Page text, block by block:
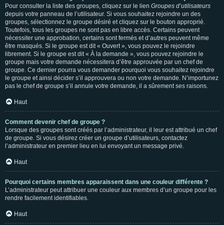
Pour consulter la liste des groupes, cliquez sur le lien Groupes d’utilisateurs
depuis votre panneau de l’utilisateur. Si vous souhaitez rejoindre un des
groupes, sélectionnez le groupe désiré et cliquez sur le bouton approprié.
Toutefois, tous les groupes ne sont pas en libre accès. Certains peuvent
nécessiter une approbation, certains sont fermés et d’autres peuvent même
être masqués. Si le groupe est dit « Ouvert », vous pouvez le rejoindre
librement. Si le groupe est dit « À la demande », vous pouvez rejoindre le
groupe mais votre demande nécessitera d’être approuvée par un chef de
groupe. Ce dernier pourra vous demander pourquoi vous souhaitez rejoindre
le groupe et ainsi décider s’il approuvera ou non votre demande. N’importunez
pas le chef de groupe s’il annule votre demande, il a sûrement ses raisons.
Haut
Comment devenir chef de groupe ?
Lorsque des groupes sont créés par l’administrateur, il leur est attribué un chef
de groupe. Si vous désirez créer un groupe d’utilisateurs, contactez
l’administrateur en premier lieu en lui envoyant un message privé.
Haut
Pourquoi certains membres apparaissent dans une couleur différente ?
L’administrateur peut attribuer une couleur aux membres d’un groupe pour les
rendre facilement identifiables.
Haut